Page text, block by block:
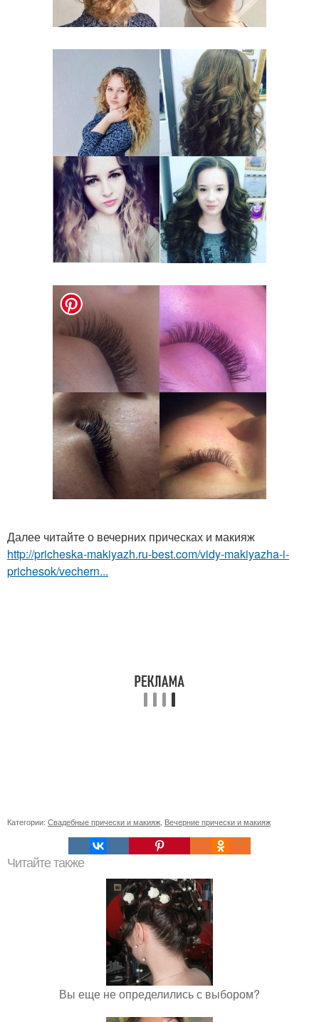
Далее читайте о вечерних прическах и макияж
http://pricheska-makiyazh.ru-best.com/vidy-makiyazha-i-
prichesok/vechern...
Категории: Свадебные прически и макияж Вечерние прически и макияж
Читайте также
Вы еще не определились с выбором?